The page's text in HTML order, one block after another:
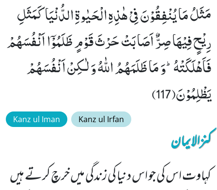
مَثَلُ مَا یُنْفِقُوْنَ فِیْ هٰذِهِ الْحَیٰوةِ الدُّنْیَا كَمَثَلِ
رِیْحٍ فِیْهَا صِرٌّ اَصَابَتْ حَرْثَ قَوْمٍ ظَلَمُوْۤا اَنْفُسَهُمْ
فَاَهْلَكَتْهُؕ-وَ مَا ظَلَمَهُمُ اللّٰهُ وَ لٰـكِنْ اَنْفُسَهُمْ
یَظْلِمُوْنَ(117)
Kanz ul Iman Kanz ul Irfan
کنزالایمان
کہاوت اس کی جو اس دنیا کی زندگی میں خرچ کرتے ہیں